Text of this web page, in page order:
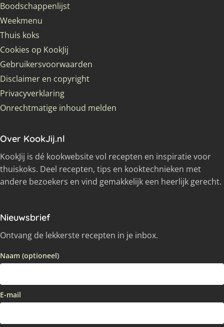
Boodschappenlijst
Weekmenu
Thuis koks
Cookies op KookJij
Gebruikersvoorwaarden
Disclaimer en copyright
Privacyverklaring
Onrechtmatige inhoud melden
Over KookJij.nl
KookJij is dé kookwebsite vol recepten en inspiratie voor
thuiskoks. Deel recepten, tips en kooktechnieken met
andere bezoekers en vind gemakkelijk een heerlijk gerecht.
Nieuwsbrief
Ontvang de lekkerste recepten in je inbox.
Naam (optioneel)
E-mail